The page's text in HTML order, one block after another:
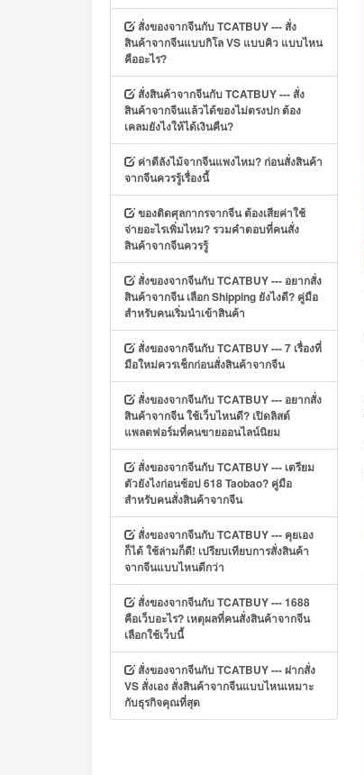
สั่งของจากจีนกับ TCATBUY --- สั่ง
สินค้าจากจีนแบบกิโล VS แบบคิว แบบไหน
คืออะไร?
สั่งสินค้าจากจีนกับ TCATBUY --- สั่ง
สินค้าจากจีนแล้วได้ของไม่ตรงปก ต้อง
เคลมยังไงให้ได้เงินคืน?
ค่าตีลังไม้จากจีนแพงไหม? ก่อนสั่งสินค้า
จากจีนควรรู้เรื่องนี้
ของติดศุลกากรจากจีน ต้องเสียค่าใช้
จ่ายอะไรเพิ่มไหม? รวมคำตอบที่คนสั่ง
สินค้าจากจีนควรรู้
สั่งของจากจีนกับ TCATBUY --- อยากสั่ง
สินค้าจากจีน เลือก Shipping ยังไงดี? คู่มือ
สำหรับคนเริ่มนำเข้าสินค้า
สั่งของจากจีนกับ TCATBUY --- 7 เรื่องที่
มือใหม่ควรเช็กก่อนสั่งสินค้าจากจีน
สั่งของจากจีนกับ TCATBUY --- อยากสั่ง
สินค้าจากจีน ใช้เว็บไหนดี? เปิดลิสต์
แพลตฟอร์มที่คนขายออนไลน์นิยม
สั่งของจากจีนกับ TCATBUY --- เตรียม
ตัวยังไงก่อนช้อป 618 Taobao? คู่มือ
สำหรับคนสั่งสินค้าจากจีน
สั่งของจากจีนกับ TCATBUY --- คุยเอง
ก็ได้ ใช้ล่ามก็ดี! เปรียบเทียบการสั่งสินค้า
จากจีนแบบไหนดีกว่า
สั่งของจากจีนกับ TCATBUY --- 1688
คือเว็บอะไร? เหตุผลที่คนสั่งสินค้าจากจีน
เลือกใช้เว็บนี้
สั่งของจากจีนกับ TCATBUY --- ฝากสั่ง
VS สั่งเอง สั่งสินค้าจากจีนแบบไหนเหมาะ
กับธุรกิจคุณที่สุด